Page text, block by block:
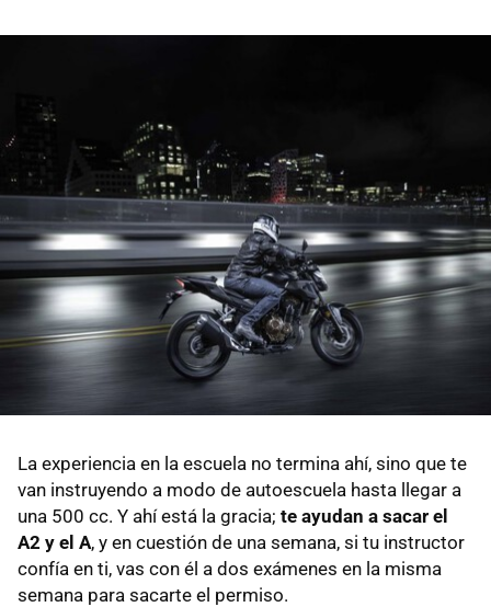
La experiencia en la escuela no termina ahí, sino que te
van instruyendo a modo de autoescuela hasta llegar a
una 500 cc. Y ahí está la gracia; te ayudan a sacar el
A2 y el A, y en cuestión de una semana, si tu instructor
confía en ti, vas con él a dos exámenes en la misma
semana para sacarte el permiso.